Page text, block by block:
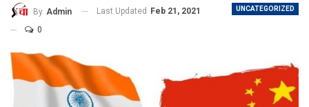
UNCATEGORIZED
By Admin Last Updated
Feb 21, 2021
0